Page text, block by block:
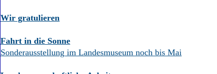
Wir gratulieren
Fahrt in die Sonne
Sonderausstellung im Landesmuseum noch bis Mai